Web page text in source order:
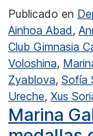
Publicado en
Ainhoa Abad,
Club Gimnasia
Voloshina,
Zyablova, Sofía
Ureche, Xus
Marina